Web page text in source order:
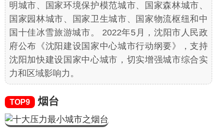
明城市、国家环境保护模范城市、国家森林城市、
国家园林城市、国家卫生城市、国家物流枢纽和中
国十佳冰雪旅游城市。 2022年5月，沈阳市人民政
府公布《沈阳建设国家中心城市行动纲要》，支持
沈阳加快建设国家中心城市，切实增强城市综合实
力和区域影响力。
TOP9 烟台